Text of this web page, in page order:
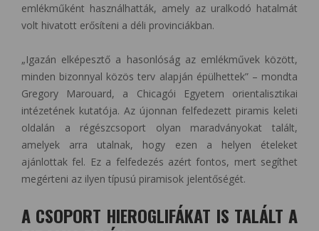
emlékműként használhatták, amely az uralkodó hatalmát
volt hivatott erősíteni a déli provinciákban.
„Igazán elképesztő a hasonlóság az emlékművek között,
minden bizonnyal közös terv alapján épülhettek” – mondta
Gregory Marouard, a Chicagói Egyetem orientalisztikai
intézetének kutatója. Az újonnan felfedezett piramis keleti
oldalán a régészcsoport olyan maradványokat talált,
amelyek arra utalnak, hogy ezen a helyen ételeket
ajánlottak fel. Ez a felfedezés azért fontos, mert segíthet
megérteni az ilyen típusú piramisok jelentőségét.
A CSOPORT HIEROGLIFÁKAT IS TALÁLT A